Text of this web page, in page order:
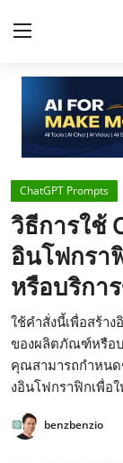
Home
Contact
AI Tools
ChatGPT
ข่าว AI รอบโลก
ThaiGPT Builder
คอร์สเรียน
ChatGPT Prompts
วิธีการใช้
อินโฟกรา
หรือบริกา
ใช้คำสั่งนี้เพื่อสร้า
ของผลิตภัณฑ์หรือบ
คุณสามารถกำหน
งอินโฟกราฟิกเพื่อ
benzbenzio